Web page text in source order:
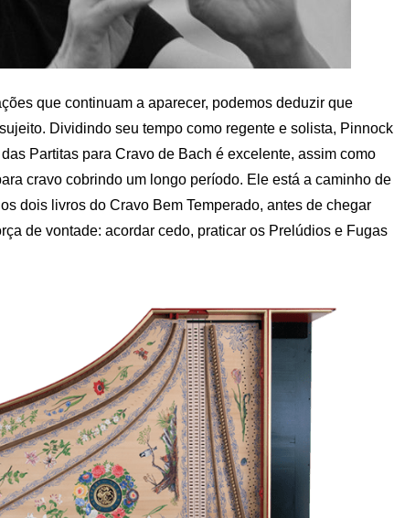
que continuam a aparecer, podemos deduzir que
Dividindo seu tempo como regente e solista, Pinnock
Partitas para Cravo de Bach é excelente, assim como
cravo cobrindo um longo período. Ele está a caminho de
dois livros do Cravo Bem Temperado, antes de chegar
de vontade: acordar cedo, praticar os Prelúdios e Fugas